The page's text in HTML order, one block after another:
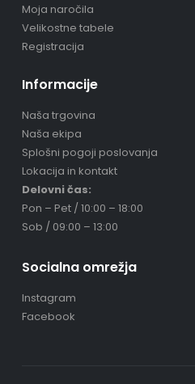
Moja naročila
Velikostne tabele
Registracija
Informacije
Naša trgovina
Naša ekipa
Splošni pogoji poslovanja
Lokacija in kontakt
Delovni čas:
Pon – Pet / 10:00 – 18:00
Sob / 09:00 – 13:00
Socialna omrežja
Instagram
Facebook